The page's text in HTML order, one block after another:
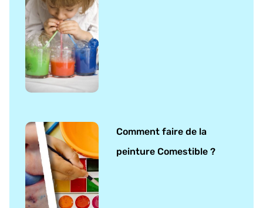
Comment faire de la
peinture Comestible ?